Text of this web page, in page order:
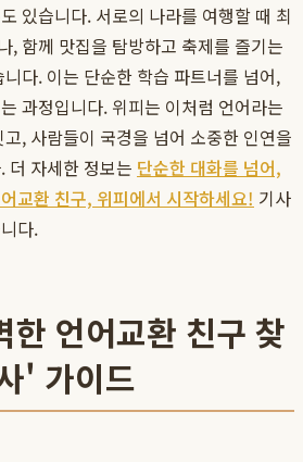
있습니다. 서로의 나라를 여행할 때 최
, 함께 맛집을 탐방하고 축제를 즐기는
다. 이는 단순한 학습 파트너를 넘어,
과정입니다. 위피는 이처럼 언어라는
, 사람들이 국경을 넘어 소중한 인연을
더 자세한 정보는 단순한 대화를 넘어,
교환 친구, 위피에서 시작하세요! 기사
다.
한 언어교환 친구 찾
' 가이드